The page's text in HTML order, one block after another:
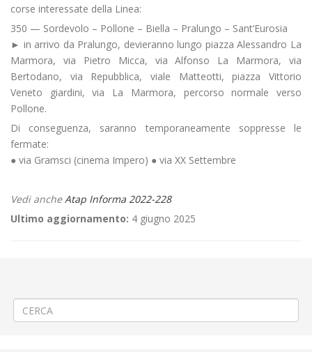
corse interessate della Linea:
350 — Sordevolo – Pollone – Biella – Pralungo – Sant’Eurosia
► in arrivo da Pralungo, devieranno lungo piazza Alessandro La
Marmora, via Pietro Micca, via Alfonso La Marmora, via
Bertodano, via Repubblica, viale Matteotti, piazza Vittorio
Veneto giardini, via La Marmora, percorso normale verso
Pollone.
Di conseguenza, saranno temporaneamente soppresse le
fermate:
● via Gramsci (cinema Impero) ● via XX Settembre
Vedi ancheAtap Informa 2022-228
Ultimo aggiornamento: 4 giugno 2025